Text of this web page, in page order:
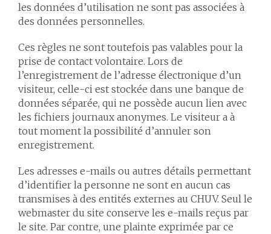
les données d’utilisation ne sont pas associées à
des données personnelles.
Ces règles ne sont toutefois pas valables pour la
prise de contact volontaire. Lors de
l’enregistrement de l’adresse électronique d’un
visiteur, celle-ci est stockée dans une banque de
données séparée, qui ne possède aucun lien avec
les fichiers journaux anonymes. Le visiteur a à
tout moment la possibilité d’annuler son
enregistrement.
Les adresses e-mails ou autres détails permettant
d’identifier la personne ne sont en aucun cas
transmises à des entités externes au CHUV. Seul le
webmaster du site conserve les e-mails reçus par
le site. Par contre, une plainte exprimée par ce